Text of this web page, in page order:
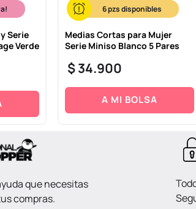
Serie
Verde
6
Medias Cortas para Mujer
Serie Miniso Blanco 5 Pares
$34.900
A MI BOLSA
que necesitas
compras.